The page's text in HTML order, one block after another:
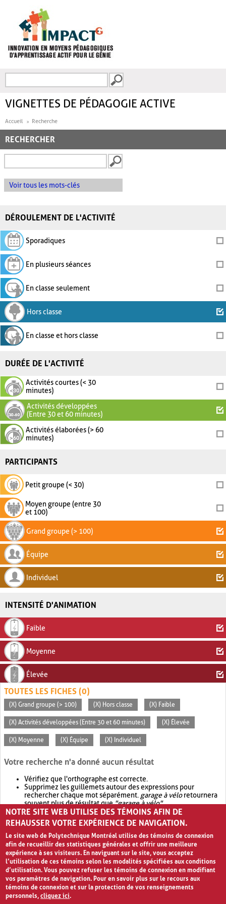
FORMULAIRE DE
VIGNETTES DE PÉDAGOGIE ACTIVE
Accueil Recherche
RECHERCHER
Voir tous les mots-clés
DÉROULEMENT DE L'ACTIVITÉ
Sporadiques
En plusieurs séances
En classe seulement
Hors classe
En classe et hors classe
DURÉE DE L'ACTIVITÉ
Activités courtes (< 30
minutes)
Activités développées
(Entre 30 et 60 minutes)
Activités élaborées (> 60
minutes)
PARTICIPANTS
Petit groupe (< 30)
Moyen groupe (entre 30
et 100)
Grand groupe (> 100)
Équipe
Individuel
INTENSITÉ D'ANIMATION
Faible
Moyenne
Élevée
TOUTES LES FICHES (0)
(X) Grand groupe (> 100) (X) Hors classe (X) Faible
(X) Activités développées (Entre 30 et 60 minutes) (X) Élevée
(X) Moyenne (X) Équipe (X) Individuel
Votre recherche n'a donné aucun résultat
Vérifiez que l'orthographe est correcte.
Supprimez les guillemets autour des expressions pour
rechercher chaque mot séparément. garage à véloretournera
souvent plus de résultat que"garage à vélo".
Envisagez d'élargir votre recherche avec OR.garage OR vélo
retournera souvent plus de résultat quegarage à vélo
NOTRE SITE WEB UTILISE DES TÉMOINS AFIN DE
REHAUSSER VOTRE EXPÉRIENCE DE NAVIGATION.
Le site web de Polytechnique Montréal utilise des témoins de connexion
afin de recueillir des statistiques générales et offrir une meilleure
expérience à ses visiteurs. En naviguant sur le site, vous acceptez
l’utilisation de ces témoins selon les modalités spécifiées aux conditions
d’utilisation. Vous pouvez refuser les témoins de connexion en modifiant
vos paramètres de navigation. Pour en savoir plus sur le recours aux
témoins de connexion et sur la protection de vos renseignements
personnels,cliquez ici.